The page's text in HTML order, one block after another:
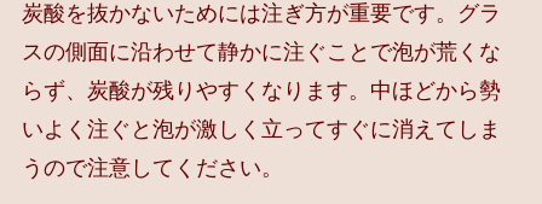
炭酸を抜かないためには注ぎ方が重要です。グラ
スの側面に沿わせて静かに注ぐことで泡が荒くな
らず、炭酸が残りやすくなります。中ほどから勢
いよく注ぐと泡が激しく立ってすぐに消えてしま
うので注意してください。